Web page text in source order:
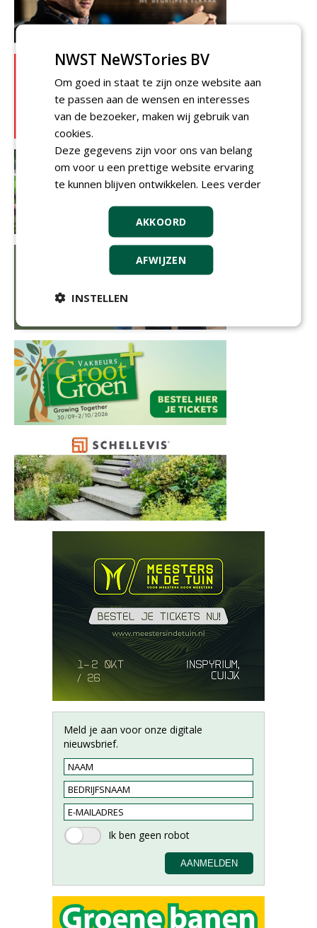
Meld je aan voor onze digitale
nieuwsbrief.
NWST NeWSTories BV
Om goed in staat te zijn onze website aan
te passen aan de wensen en interesses
van de bezoeker, maken wij gebruik van
cookies.
Deze gegevens zijn voor ons van belang
om voor u een prettige website ervaring
te kunnen blijven ontwikkelen. Lees verder
AKKOORD
AFWIJZEN
INSTELLEN